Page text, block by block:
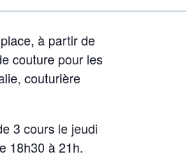
à partir de
couture pour les
couturière
3 cours le jeudi
18h30 à 21h.